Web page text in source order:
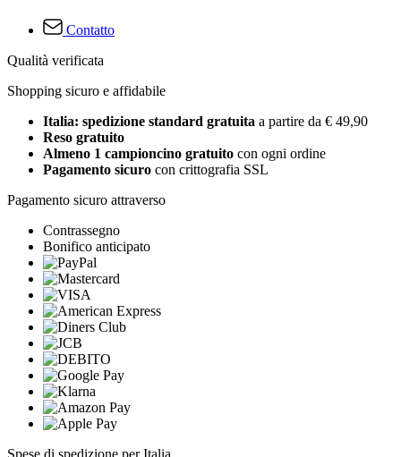
Contatto
Qualità verificata
Shopping sicuro e affidabile
Italia: spedizione standard gratuita a partire da € 49,90
Reso gratuito
Almeno 1 campioncino gratuito con ogni ordine
Pagamento sicuro con crittografia SSL
Pagamento sicuro attraverso
Contrassegno
Bonifico anticipato
Spese di spedizione per Italia